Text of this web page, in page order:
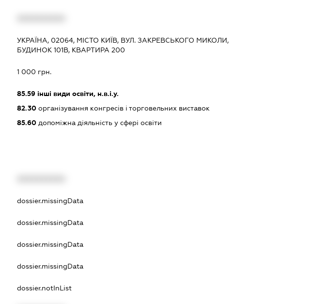
УКРАЇНА, 02064, МІСТО КИЇВ, ВУЛ. ЗАКРЕВСЬКОГО МИКОЛИ,
БУДИНОК 101В, КВАРТИРА 200
1 000 грн.
85.59інші види освіти, н.в.і.у.
82.30організування конгресів і торговельних виставок
85.60допоміжна діяльність у сфері освіти
dossier.missingData
dossier.missingData
dossier.missingData
dossier.missingData
dossier.notInList